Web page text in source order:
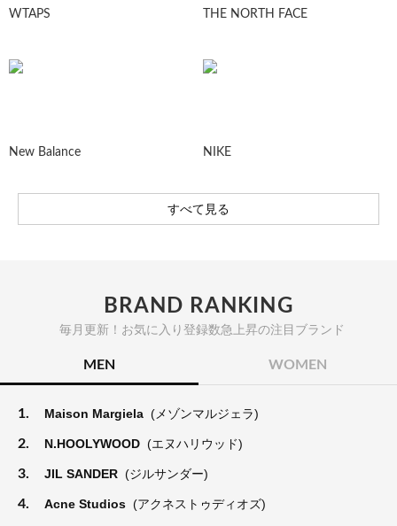
WTAPS THE NORTH FACE
New Balance NIKE
すべて見る
BRAND RANKING
毎月更新！お気に入り登録数急上昇の注目ブランド
MEN WOMEN
1. Maison Margiela (メゾンマルジェラ)
2. N.HOOLYWOOD (エヌハリウッド)
3. JIL SANDER (ジルサンダー)
4. Acne Studios (アクネストゥディオズ)